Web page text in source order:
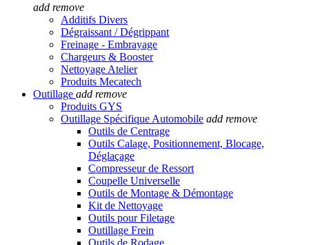
add remove
Additifs Divers
Dégraissant / Dégrippant
Freinage - Embrayage
Chargeurs & Booster
Nettoyage Atelier
Produits Mecatech
Outillage add remove
Produits GYS
Outillage Spécifique Automobile add remove
Outils de Centrage
Outils Calage, Positionnement, Blocage,
Déglaçage
Compresseur de Ressort
Coupelle Universelle
Outils de Montage & Démontage
Kit de Nettoyage
Outils pour Filetage
Outillage Frein
Outils de Rodage